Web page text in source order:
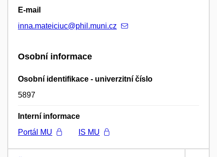
E-mail
inna.mateiciuc@phil.muni.cz
Osobní informace
Osobní identifikace - univerzitní číslo
5897
Interní informace
Portál MU
IS MU